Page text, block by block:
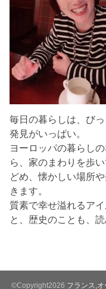
毎日の暮らしは、び
発見がいっぱい。
ヨーロッパの暮らし
ら、家のまわりを歩
どめ、懐かしい場所
きます。
質素で幸せ溢れるア
と、歴史のことも、
©Copyright2026 フランス,